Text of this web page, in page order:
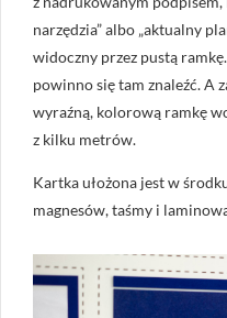
narzędzia” albo „aktualny
widoczny przez pustą
powinno się tam znaleźć. A
wyraźną, kolorową ramkę
z kilku metrów.
Kartka ułożona jest w
magnesów, taśmy i